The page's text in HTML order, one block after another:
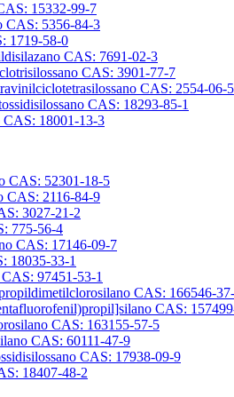
15332-99-7
CAS: 5356-84-3
1719-58-0
CAS: 7691-02-3
CAS: 3901-77-7
CAS: 2554-06-5
CAS: 18293-85-1
18001-13-3
CAS: 52301-18-5
CAS: 2116-84-9
3027-21-2
775-56-4
CAS: 17146-09-7
18035-33-1
97451-53-1
CAS: 166546-
CAS:
CAS: 163155-57-5
CAS: 60111-47-9
CAS: 17938-09-9
18407-48-2